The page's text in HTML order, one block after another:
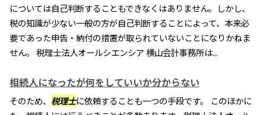
については自己判断することもできなくはありません。しかし、
税の知識が少ない一般の方が自己判断することによって、本来必
要であった申告・納付の措置が取られていないことになりかねま
せん。 税理士法人オールシエンシア 横山会計事務所は...
相続人になったが何をしていいか分からない
そのため、 税理士に依頼することも一つの手段です。 このほかに